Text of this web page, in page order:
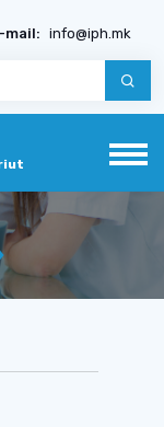
mail: info@iph.mk